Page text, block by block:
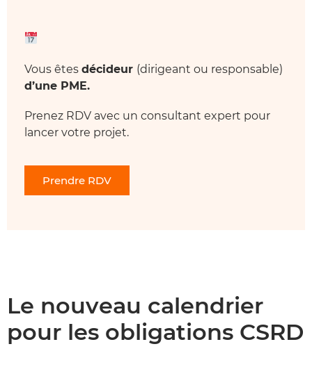
Vous êtes décideur (dirigeant ou responsable)
d’une PME.
Prenez RDV avec un consultant expert pour
lancer votre projet.
Prendre RDV
Le nouveau calendrier
pour les obligations CSRD